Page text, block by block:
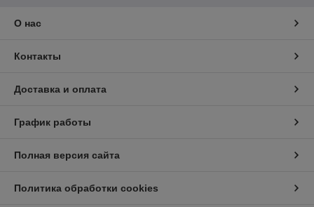
О нас
Контакты
Доставка и оплата
График работы
Полная версия сайта
Политика обработки cookies